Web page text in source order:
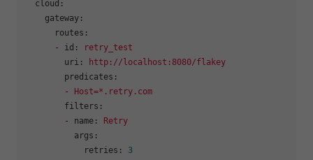
cloud:
gateway:
routes:
-
id:
retry_test
uri:
http://localhost:8080/flakey
predicates:
-
Host=*.retry.com
filters:
-
name:
Retry
args:
retries:
3